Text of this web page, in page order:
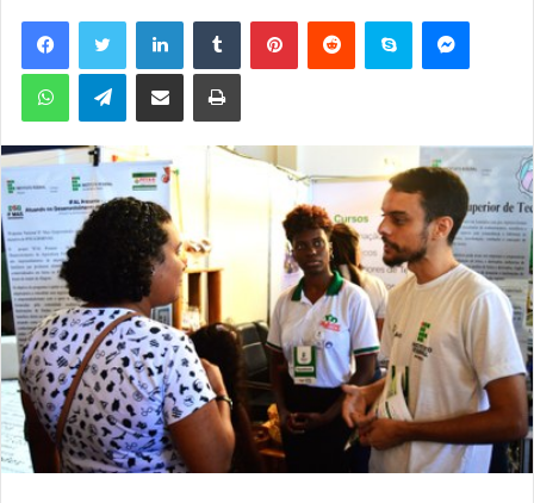
e
m
m
Telegram